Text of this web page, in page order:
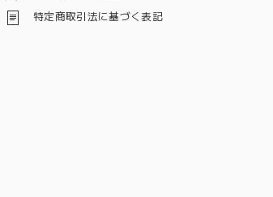
特定商取引法に基づく表記